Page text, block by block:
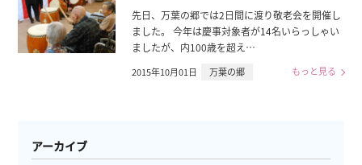
先日、万葉の郷では2日間に渡り敬老会を開催し
ました。 今年は慶事対象者が14名いらっしゃい
ましたが、内100歳を超え…
2015年10月01日 万葉の郷 もっと見る
アーカイブ